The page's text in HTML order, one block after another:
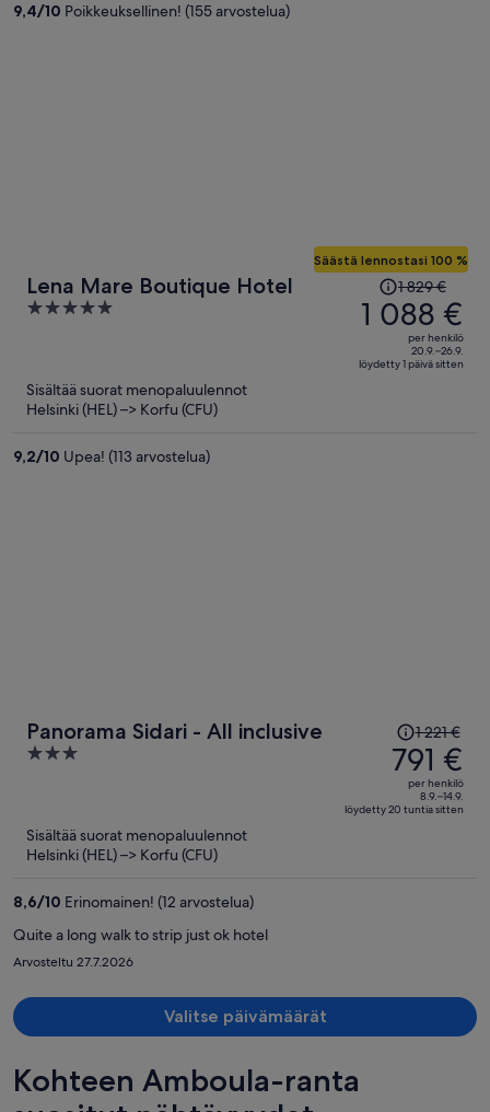
9,4/10 Poikkeuksellinen! (155 arvostelua)
Lena Mare Boutique Hotel
5
Säästä lennostasi 100 %
Hinta
oli
1 829 €,
on
1 829 €
1 088 €
per henkilö
20.9.–26.9.
löydetty 1 päivä sitten
Sisältää suorat menopaluulennot
Helsinki (HEL) –> Korfu (CFU)
9,2/10 Upea! (113 arvostelua)
Panorama Sidari - All inclusive
3
Hinta
oli
1 221 €,
hinta
on
1 221 €
791 €
per henkilö
8.9.–14.9.
löydetty 20 tuntia sitten
Sisältää suorat menopaluulennot
Helsinki (HEL) –> Korfu (CFU)
8,6/10 Erinomainen! (12 arvostelua)
Quite a long walk to strip just ok hotel
Arvosteltu 27.7.2026
Valitse päivämäärät
Kohteen Amboula-ranta